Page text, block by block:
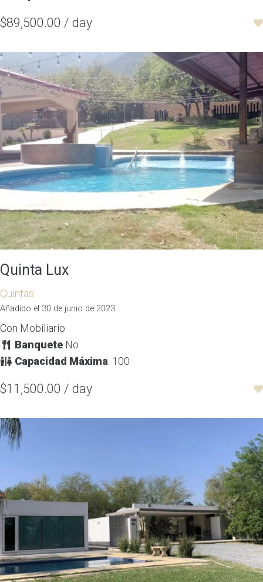
$89,500.00 / day
Quinta Lux
Quintas
Añadido el 30 de junio de 2023
Con Mobiliario
BanqueteNo
Capacidad Máxima: 100
$11,500.00 / day